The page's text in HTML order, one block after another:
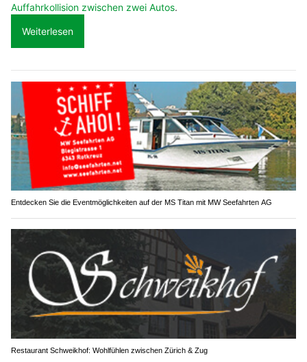
Auffahrkollision zwischen zwei Autos.
Weiterlesen
Entdecken Sie die Eventmöglichkeiten auf der MS Titan mit MW Seefahrten AG
Restaurant Schweikhof: Wohlfühlen zwischen Zürich & Zug